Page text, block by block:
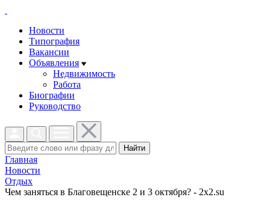
Новости
Типография
Вакансии
Объявления
Недвижимость
Работа
Биографии
Руководство
Найти
Главная
Новости
Отдых
Чем заняться в Благовещенске 2 и 3 октября? - 2x2.su